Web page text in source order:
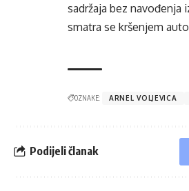
sadržaja bez navođenja
smatra se kršenjem
OZNAKE: ARNEL VOLJEVICA
Podijeli članak